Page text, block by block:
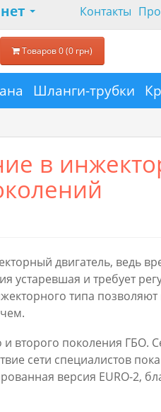
Контакты
Товаров 0 (0 грн)
Шланги-трубки
в
двигатель, ведь
устаревшая и требует
типа
и второго поколения ГБО.
сети специалистов
версия EURO-2,